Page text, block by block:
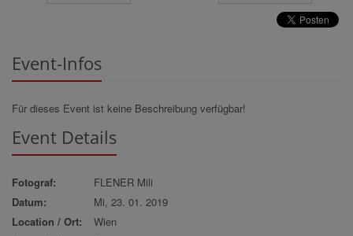
Event-Infos
Für dieses Event ist keine Beschreibung verfügbar!
Event Details
Fotograf:
FLENER Mili
Datum:
Mi, 23. 01. 2019
Location / Ort:
Wien